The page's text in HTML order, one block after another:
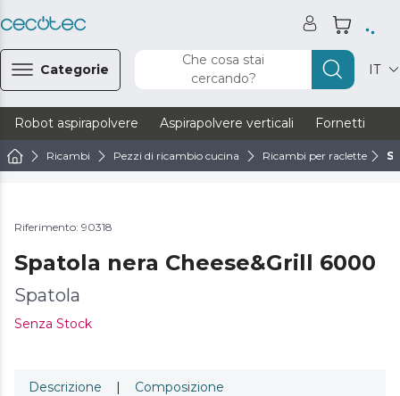
Categorie
Che cosa stai
cercando?
IT
Robot aspirapolvere Aspirapolvere verticali Fornetti
Ricambi Pezzi di ricambio cucina Ricambi per raclette
Riferimento: 90318
Spatola nera Cheese&Grill 6000
Spatola
Senza Stock
Descrizione | Composizione